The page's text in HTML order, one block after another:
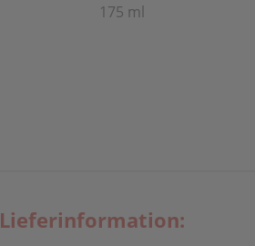
175 ml
Lieferinformation: